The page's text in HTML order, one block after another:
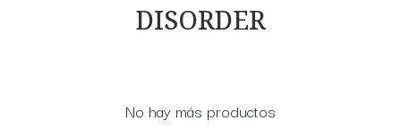
DISORDER
No hay más productos